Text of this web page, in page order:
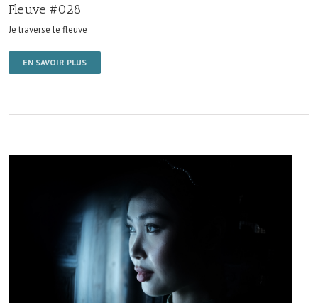
Fleuve #028
Je traverse le fleuve
EN SAVOIR PLUS